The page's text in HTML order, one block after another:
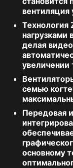
вентиляция
Технология
нагрузками
делая
увеличении
семью
Передовая
основному